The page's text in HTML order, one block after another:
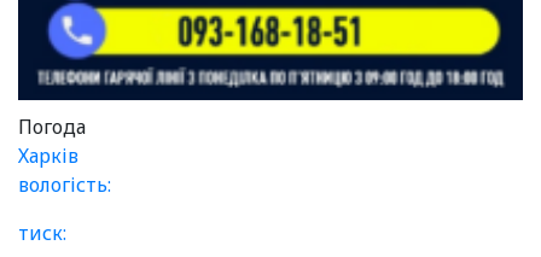
Погода
Харків
вологість:
тиск: